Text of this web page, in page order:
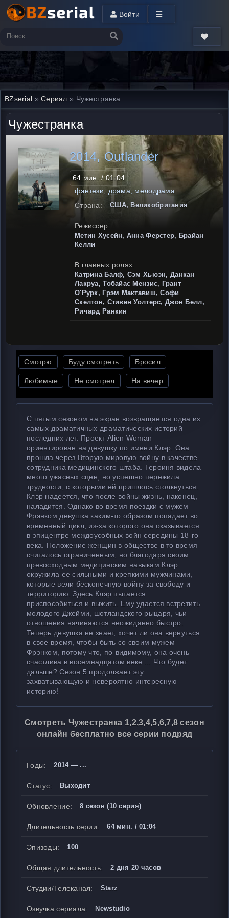
Войти
BZserial »Сериал » Чужестранка
Чужестранка
2014, Outlander
64 мин. / 01:04
фэнтези, драма, мелодрама
Страна:
США, Великобритания
Режиссер:
Метин Хусейн, Анна Ферстер, Брайан
Келли
В главных ролях:
Катрина Балф, Сэм Хьюэн, Данкан
Лакруа, Тобайас Мензис, Грант
О'Рурк, Грэм Мактавиш, Софи
Скелтон, Стивен Уолтерс, Джон Белл,
Ричард Ранкин
Смотрю Буду смотреть Бросил
Любимые Не смотрел На вечер
С пятым сезоном на экран возвращается одна из
самых драматичных драматических историй
последних лет. Проект Alien Woman
ориентирован на девушку по имени Клэр. Она
прошла через Вторую мировую войну в качестве
сотрудника медицинского штаба. Героиня видела
много ужасных сцен, но успешно пережила
трудности, с которыми ей пришлось столкнуться.
Клэр надеется, что после войны жизнь, наконец,
наладится. Однако во время поездки с мужем
Фрэнком девушка каким-то образом попадает во
временный цикл, из-за которого она оказывается
в эпицентре междоусобных войн середины 18-го
века. Положение женщин в обществе в то время
считалось ограниченным, но благодаря своим
превосходным медицинским навыкам Клэр
окружила ее сильными и крепкими мужчинами,
которые вели бесконечную войну за свободу и
территорию. Здесь Клэр пытается
приспособиться и выжить. Ему удается встретить
молодого Джейми, шотландского рыцаря, чьи
отношения начинаются неожиданно быстро.
Теперь девушка не знает, хочет ли она вернуться
в свое время, чтобы быть со своим мужем
Фрэнком, потому что, по-видимому, она очень
счастлива в восемнадцатом веке ... Что будет
дальше? Сезон 5 продолжает эту
захватывающую и невероятно интересную
историю!
Смотреть Чужестранка 1,2,3,4,5,6,7,8 сезон
онлайн бесплатно все серии подряд
Годы: 2014 — ...
Статус: Выходит
Обновление: 8 сезон (10 серия)
Длительность серии: 64 мин. / 01:04
Эпизоды: 100
Общая длительность: 2 дня 20 часов
Студии/Телеканал: Starz
Озвучка сериала: Newstudio